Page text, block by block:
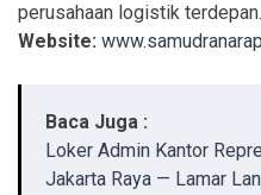
perusahaan logistik terdepan.
Website:
Baca Juga :
Loker Admin Kantor
Jakarta Raya — Lamar